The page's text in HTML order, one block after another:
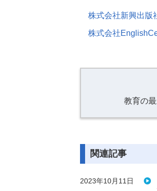
株式会社新興出版
株式会社
教育の
関連記事
2023年10月11日